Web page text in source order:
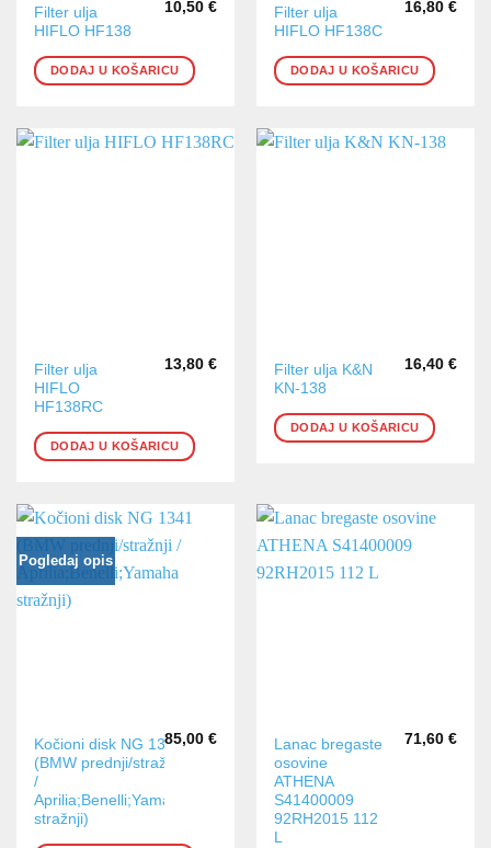
Filter ulja
HIFLO HF138
10,50 €
DODAJ U KOŠARICU
Filter ulja
HIFLO HF138C
16,80 €
DODAJ U KOŠARICU
Filter ulja
HIFLO
HF138RC
13,80 €
DODAJ U KOŠARICU
Filter ulja K&N
KN-138
16,40 €
DODAJ U KOŠARICU
Pogledaj opis
Kočioni disk NG 1341
(BMW prednji/stražnji
/
Aprilia;Benelli;Yamaha
stražnji)
85,00 €
Lanac bregaste
osovine
ATHENA
S41400009
92RH2015 112
L
71,60 €